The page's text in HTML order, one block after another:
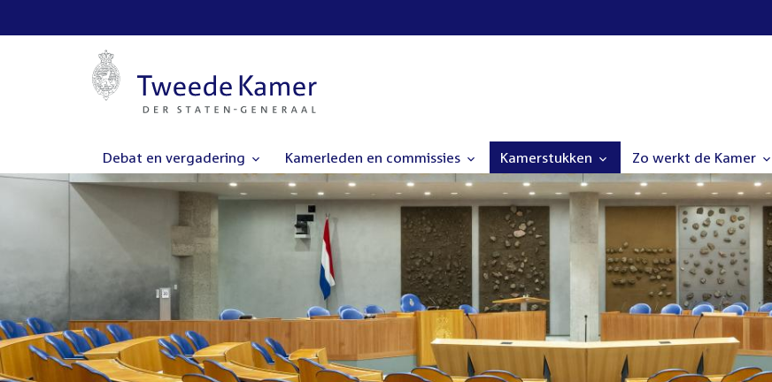
Debat en vergadering Kamerleden en commissies Kamerstukken Zo werkt de Kamer